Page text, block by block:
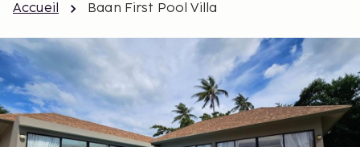
Accueil Baan First Pool Villa